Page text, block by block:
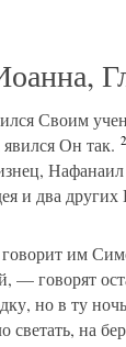
Своим
Он так. 2
и два других
им
— говорят
но в ту
светать, на